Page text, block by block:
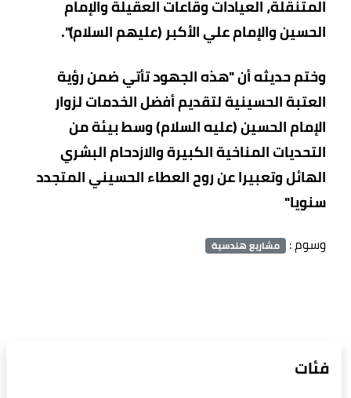
المتنقلة، العيادات وقاعات العقيلة والإمام
الحسين والإمام علي الأكبر (عليهم السلام)".
وختم حديثه أن "هذه الجهود تأتي ضمن رؤية
العتبة الحسينية لتقديم أفضل الخدمات لزوار
الإمام الحسين (عليه السلام) وسط بيئة من
التحديات المناخية الكبيرة والازدحام البشري
الهائل وتعبيرا عن روح العطاء الحسيني المتجدد
سنويا"
وسوم : مشاريع هندسية
فئات